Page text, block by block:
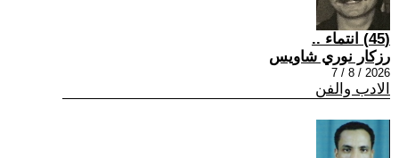
(45) انتماء ..
رزكار نوري شاويس
2026 / 8 / 7
الادب والفن